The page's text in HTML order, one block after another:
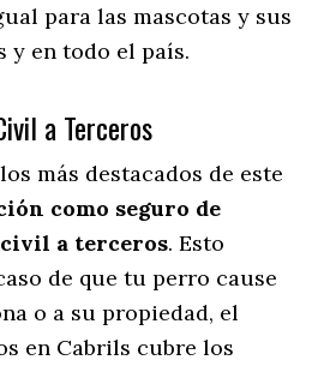
para las mascotas y sus
y en todo el país.
a Terceros
más destacados de este
como seguro de
a terceros. Esto
de que tu perro cause
o a su propiedad, el
en Cabrils cubre los